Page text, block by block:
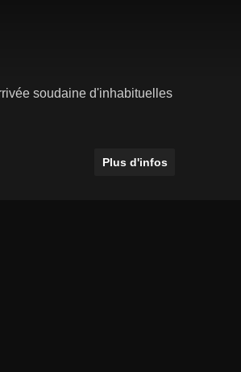
soudaine d'inhabituelles
Plus d'infos